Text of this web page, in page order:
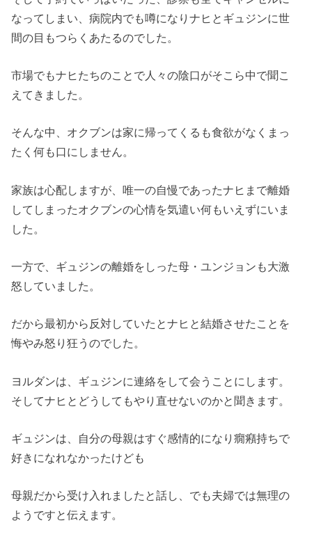
なってしまい、病院内でも噂になりナヒとギュジンに世
間の目もつらくあたるのでした。
市場でもナヒたちのことで人々の陰口がそこら中で聞こ
えてきました。
そんな中、 オクブンは家に帰ってくるも食欲がなくまっ
たく何も口にしません。
家族は心配しますが、唯一の自慢であったナヒまで離婚
してしまったオクブンの心情を気遣い何もいえずにいま
した。
一方で、ギュジンの離婚をしった母・ユンジョンも大激
怒していました。
だから最初から反対していたとナヒと結婚させたことを
悔やみ怒り狂うのでした。
ヨルダンは、 ギュジンに連絡をして会うことにします。
そしてナヒとどうしてもやり直せないのかと聞きます。
ギュジンは、 自分の母親はすぐ感情的になり癇癪持ちで
好きになれなかったけども
母親だから受け入れましたと話し、 でも夫婦では無理の
ようですと伝えます。